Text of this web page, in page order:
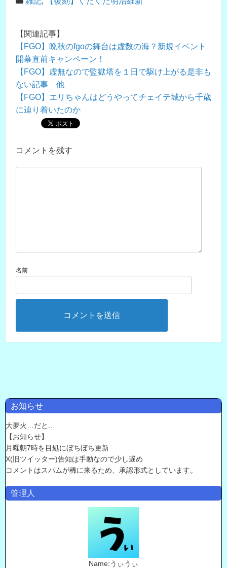
【関連記事】
【FGO】晩秋のfgoの舞台は虚数の海？新規イベント
開幕直前キャンペーン！
【FGO】虚無なので監獄塔を１日で駆け上がる是非も
ない記事 他
【FGO】エリちゃんはどうやってチェイテ城から千歳
に辿り着いたのか
コメントを残す
名前
お知らせ
大夢火…だと…
【お知らせ】
月曜朝7時を目処にぼちぼち更新
X(旧ツイッター)告知は手動なので少し遅め
コメントはスパムが稀に来るため、承認形式としています。
管理人
Name:うぃうぃ